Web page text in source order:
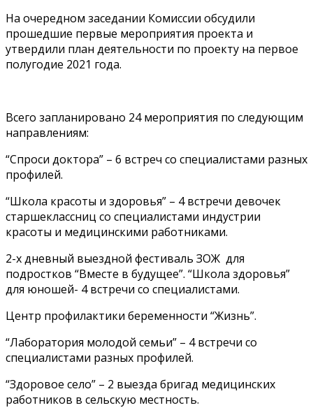
На очередном заседании Комиссии обсудили
прошедшие первые мероприятия проекта и
утвердили план деятельности по проекту на первое
полугодие 2021 года.
Всего запланировано 24 мероприятия по следующим
направлениям:
“Спроси доктора” – 6 встреч со специалистами разных
профилей.
“Школа красоты и здоровья” – 4 встречи девочек
старшеклассниц со специалистами индустрии
красоты и медицинскими работниками.
2-х дневный выездной фестиваль ЗОЖ для
подростков “Вместе в будущее”. “Школа здоровья”
для юношей- 4 встречи со специалистами.
Центр профилактики беременности “Жизнь”.
“Лаборатория молодой семьи” – 4 встречи со
специалистами разных профилей.
“Здоровое село” – 2 выезда бригад медицинских
работников в сельскую местность.